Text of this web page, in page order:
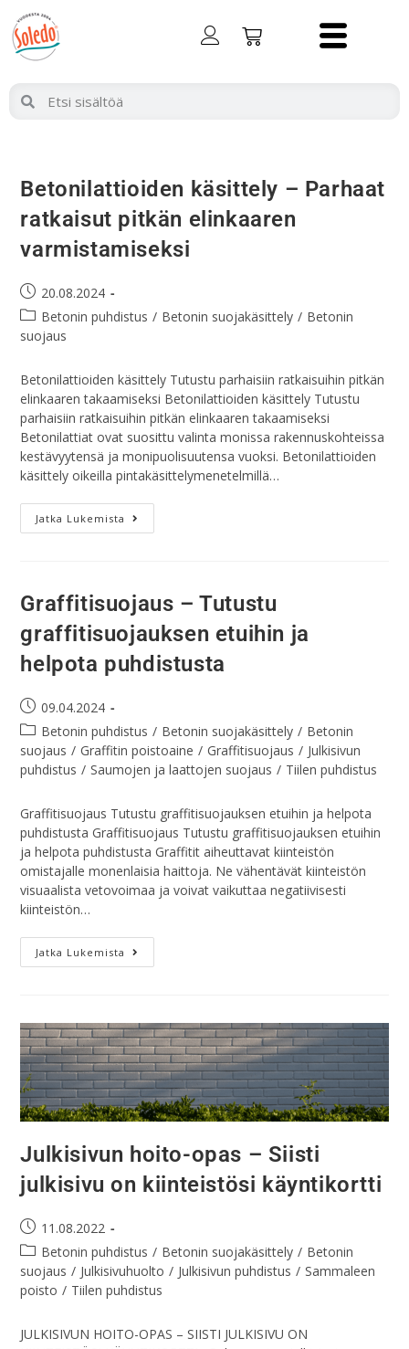
Betonilattioiden käsittely – Parhaat
ratkaisut pitkän elinkaaren
varmistamiseksi
20.08.2024
Betonin puhdistus / Betonin suojakäsittely / Betonin
suojaus
Betonilattioiden käsittely Tutustu parhaisiin ratkaisuihin pitkän
elinkaaren takaamiseksi Betonilattioiden käsittely Tutustu
parhaisiin ratkaisuihin pitkän elinkaaren takaamiseksi
Betonilattiat ovat suosittu valinta monissa rakennuskohteissa
kestävyytensä ja monipuolisuutensa vuoksi. Betonilattioiden
käsittely oikeilla pintakäsittelymenetelmillä…
Jatka Lukemista
Graffitisuojaus – Tutustu
graffitisuojauksen etuihin ja
helpota puhdistusta
09.04.2024
Betonin puhdistus / Betonin suojakäsittely / Betonin
suojaus / Graffitin poistoaine / Graffitisuojaus / Julkisivun
puhdistus / Saumojen ja laattojen suojaus / Tiilen puhdistus
Graffitisuojaus Tutustu graffitisuojauksen etuihin ja helpota
puhdistusta Graffitisuojaus Tutustu graffitisuojauksen etuihin
ja helpota puhdistusta Graffitit aiheuttavat kiinteistön
omistajalle monenlaisia haittoja. Ne vähentävät kiinteistön
visuaalista vetovoimaa ja voivat vaikuttaa negatiivisesti
kiinteistön…
Jatka Lukemista
Julkisivun hoito-opas – Siisti
julkisivu on kiinteistösi käyntikortti
11.08.2022
Betonin puhdistus / Betonin suojakäsittely / Betonin
suojaus / Julkisivuhuolto / Julkisivun puhdistus / Sammaleen
poisto / Tiilen puhdistus
JULKISIVUN HOITO-OPAS – SIISTI JULKISIVU ON